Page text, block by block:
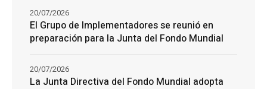
El Grupo de Implementadores se reunió en
preparación para la Junta del Fondo Mundial
20/07/2026
La Junta Directiva del Fondo Mundial adopta
20/07/2026